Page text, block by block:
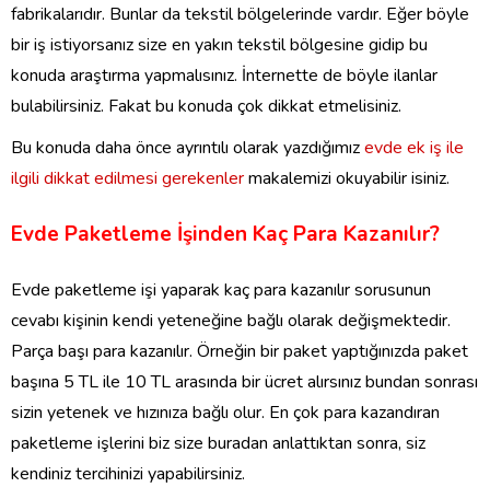
fabrikalarıdır. Bunlar da tekstil bölgelerinde vardır. Eğer böyle
bir iş istiyorsanız size en yakın tekstil bölgesine gidip bu
konuda araştırma yapmalısınız. İnternette de böyle ilanlar
bulabilirsiniz. Fakat bu konuda çok dikkat etmelisiniz.
Bu konuda daha önce ayrıntılı olarak yazdığımızevde ek iş ile
ilgili dikkat edilmesi gerekenlermakalemizi okuyabilir isiniz.
Evde Paketleme İşinden Kaç Para Kazanılır?
Evde paketleme işi yaparak kaç para kazanılır sorusunun
cevabı kişinin kendi yeteneğine bağlı olarak değişmektedir.
Parça başı para kazanılır. Örneğin bir paket yaptığınızda paket
başına 5 TL ile 10 TL arasında bir ücret alırsınız bundan sonrası
sizin yetenek ve hızınıza bağlı olur. En çok para kazandıran
paketleme işlerini biz size buradan anlattıktan sonra, siz
kendiniz tercihinizi yapabilirsiniz.